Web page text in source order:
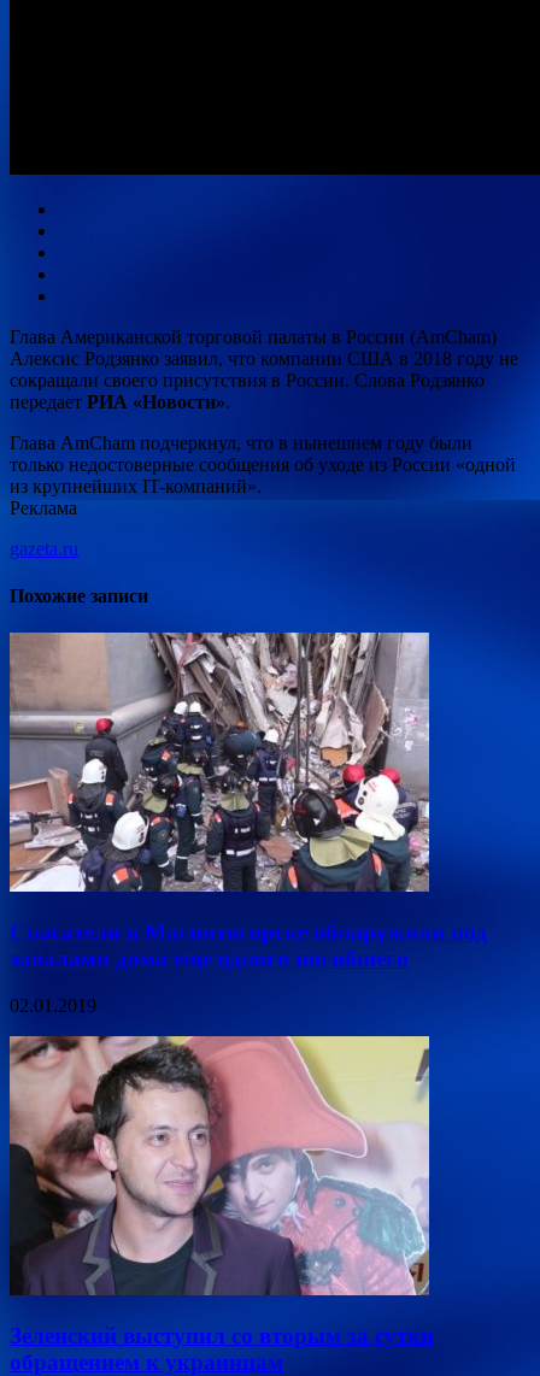
Глава Американской торговой палаты в России (AmCham)
Алексис Родзянко заявил, что компании США в 2018 году не
сокращали своего присутствия в России. Слова Родзянко
передает РИА «Новости».
Глава AmCham подчеркнул, что в нынешнем году были
только недостоверные сообщения об уходе из России «одной
из крупнейших IT-компаний».
Реклама
gazeta.ru
Похожие записи
Спасатели в Магнитогорске обнаружили под
завалами дома еще одного погибшего
02.01.2019
Зеленский выступил со вторым за сутки
обращением к украинцам